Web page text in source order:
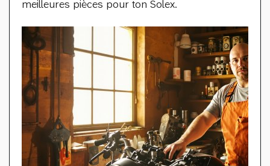
meilleures pièces pour ton Solex.